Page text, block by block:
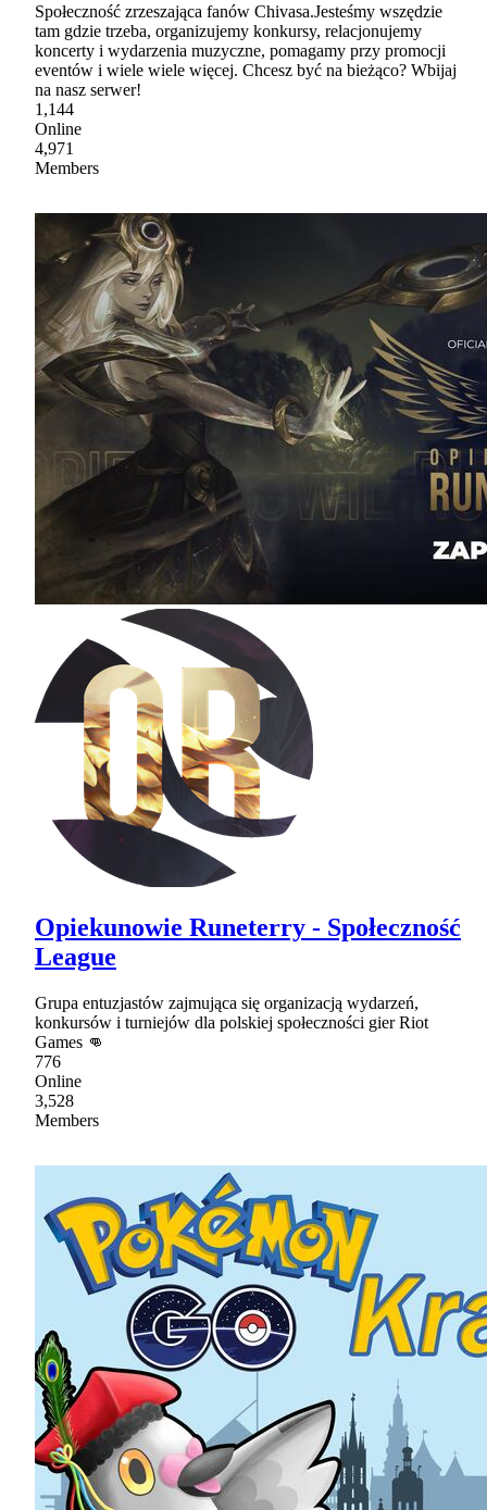
Społeczność zrzeszająca fanów Chivasa.Jesteśmy wszędzie
tam gdzie trzeba, organizujemy konkursy, relacjonujemy
koncerty i wydarzenia muzyczne, pomagamy przy promocji
eventów i wiele wiele więcej. Chcesz być na bieżąco? Wbijaj
na nasz serwer!
1,144
Online
4,971
Members
Opiekunowie Runeterry - Społeczność
League
Grupa entuzjastów zajmująca się organizacją wydarzeń,
konkursów i turniejów dla polskiej społeczności gier Riot
Games 👊
776
Online
3,528
Members